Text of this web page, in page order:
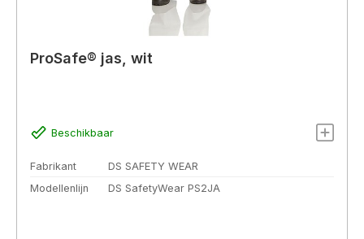
ProSafe® jas, wit
Beschikbaar
Fabrikant
DS SAFETY WEAR
Modellenlijn
DS SafetyWear PS2JA